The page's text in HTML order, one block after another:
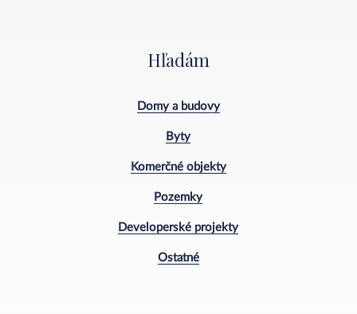
Hľadám
Domy a budovy
Byty
Komerčné objekty
Pozemky
Developerské projekty
Ostatné